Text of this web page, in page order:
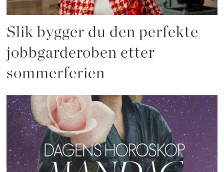
Slik bygger du den perfekte
jobbgarderoben etter
sommerferien